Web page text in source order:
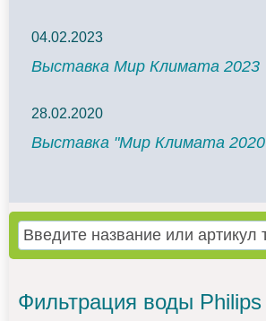
04.02.2023
Выставка Мир Климата 2023
28.02.2020
Выставка "Мир Климата
Фильтрация воды